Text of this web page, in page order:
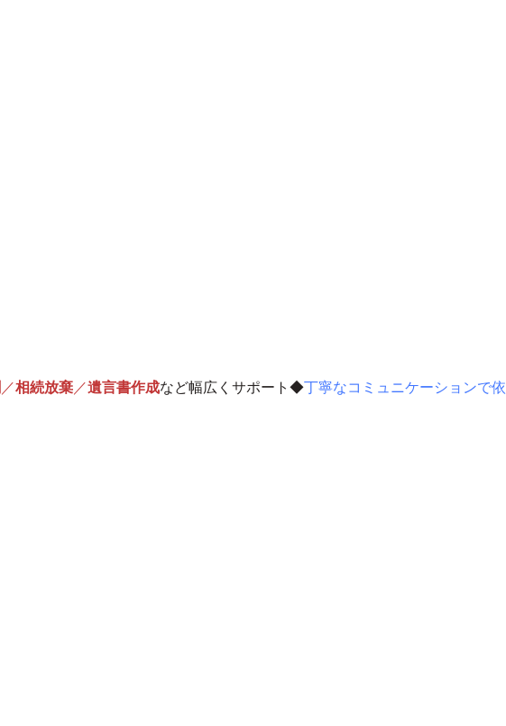
／相続放棄 ／遺言書作成など幅広くサポート◆丁寧なコミュニケーションで依